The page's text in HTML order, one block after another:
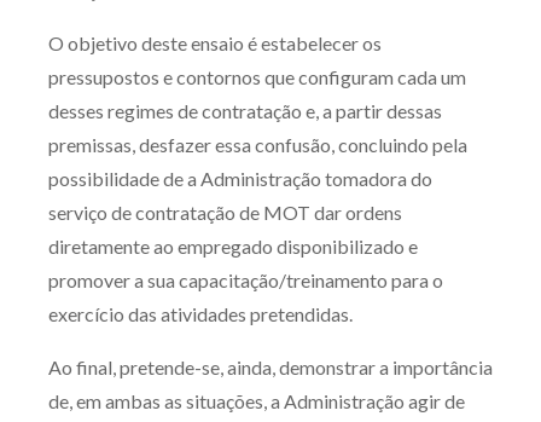
O objetivo deste ensaio é estabelecer os
pressupostos e contornos que configuram cada um
desses regimes de contratação e, a partir dessas
premissas, desfazer essa confusão, concluindo pela
possibilidade de a Administração tomadora do
serviço de contratação de MOT dar ordens
diretamente ao empregado disponibilizado e
promover a sua capacitação/treinamento para o
exercício das atividades pretendidas.
Ao final, pretende-se, ainda, demonstrar a importância
de, em ambas as situações, a Administração agir de